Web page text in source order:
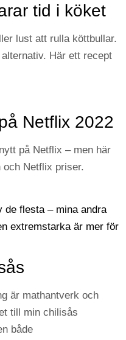
tid i köket
lust att rulla köttbullar.
Här ett recept
Netflix 2022
på Netflix – men här
och Netflix priser.
är mathantverk och
till min chilisås
både